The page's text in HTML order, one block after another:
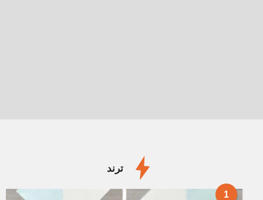
ترند
1